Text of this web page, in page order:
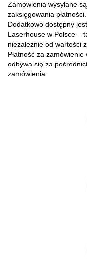
Zamówienia wysyłane
zaksięgowania płatności.
Dodatkowo dostępny jest
Laserhouse w Polsce –
niezależnie od wartości
Płatność za
odbywa się za
zamówienia.